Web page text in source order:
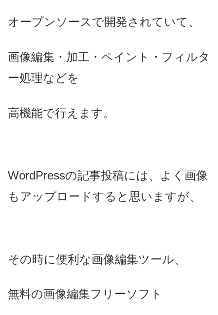
オープンソースで開発されていて、
画像編集・加工・ペイント・フィルタ
ー処理などを
高機能で行えます。
WordPressの記事投稿には、よく画像
もアップロードすると思いますが、
その時に便利な画像編集ツール、
無料の画像編集フリーソフト